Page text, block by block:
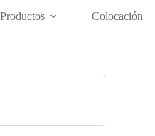
Productos Colocación